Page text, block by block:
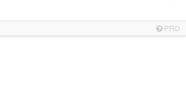
PRO